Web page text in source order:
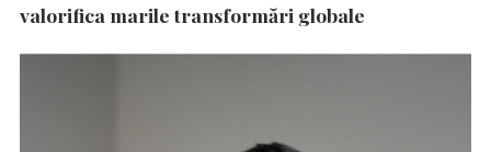
valorifica marile transformări globale